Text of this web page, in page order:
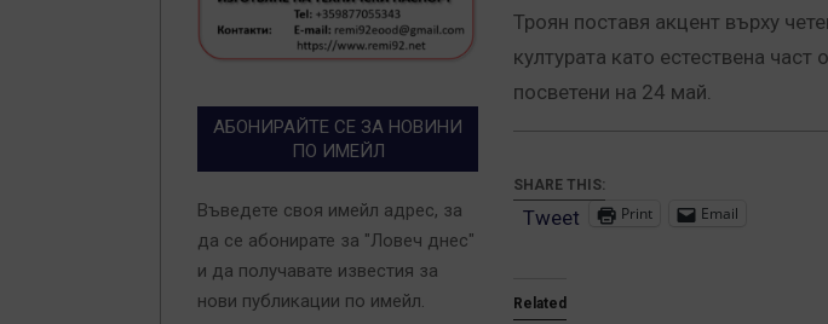
Троян поставя акцент върху
културата като естествена част
посветени на 24 май.
SHARE THIS:
Tweet Print Email
Related
АБОНИРАЙТЕ СЕ ЗА НОВИНИ
ПО ИМЕЙЛ
Въведете своя имейл адрес, за
да се абонирате за "Ловеч днес"
и да получавате известия за
нови публикации по имейл.